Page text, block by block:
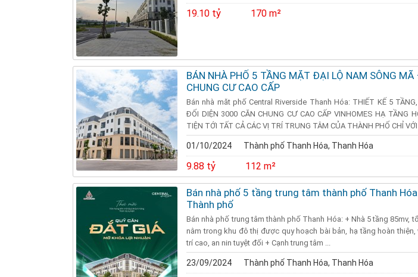
19.10 tỷ 170 m²
BÁN NHÀ PHỐ 5 TẦNG MẶT ĐẠI LỘ NAM SÔNG
CHUNG CƯ CAO CẤP
Bán nhà măt phố Central Riverside Thanh Hóa: THIẾT KẾ 5
ĐỐI DIỆN 3000 CĂN CHUNG CƯ CAO CẤP VINHOMES HẠ TẦNG
TIỆN TỚI TẤT CẢ CÁC VỊ TRÍ TRUNG TÂM CỦA THÀNH PHỐ CHỈ
01/10/2024 Thành phố Thanh Hóa, Thanh Hóa
9.88 tỷ 112 m²
Bán nhà phố 5 tầng trung tâm thành phố Thanh
Thành phố
Bán nhà phố trung tâm thành phố Thanh Hóa: + Nhà 5 tầng 85mv,
nằm trong khu đô thị được quy hoạch bài bản, hạ tầng hoàn thiện,
trí cao, an nin tuyệt đối + Cạnh trung tâm ...
23/09/2024 Thành phố Thanh Hóa, Thanh Hóa